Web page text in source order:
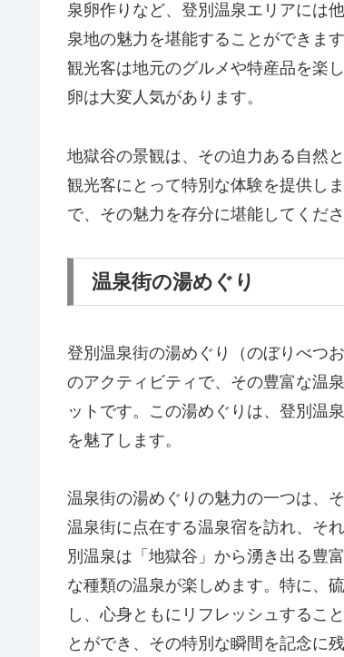
泉卵作りなど、登別温泉エリアには
泉地の魅力を堪能することができま
観光客は地元のグルメや特産品を楽
卵は大変人気があります。
地獄谷の景観は、その迫力ある自然
観光客にとって特別な体験を提供し
で、その魅力を存分に堪能してくださ
温泉街の湯めぐり
登別温泉街の湯めぐり（のぼりべつ
のアクティビティで、その豊富な温
ットです。この湯めぐりは、登別温
を魅了します。
温泉街の湯めぐりの魅力の一つは、
温泉街に点在する温泉宿を訪れ、そ
別温泉は「地獄谷」から湧き出る豊
な種類の温泉が楽しめます。特に、
し、心身ともにリフレッシュするこ
とができ、その特別な瞬間を記念に